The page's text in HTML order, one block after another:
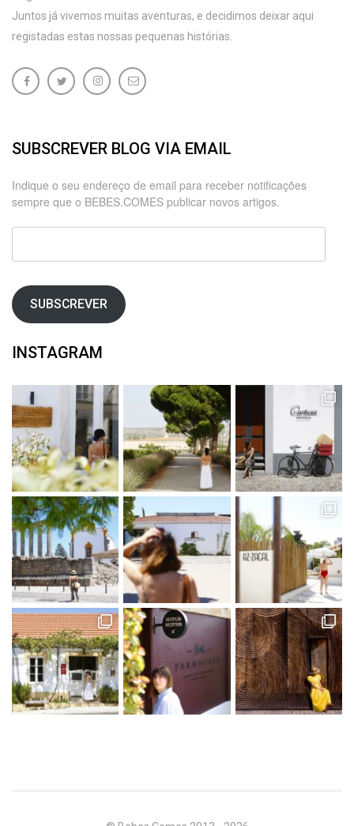
Juntos já vivemos muitas aventuras, e decidimos deixar aqui
registadas estas nossas pequenas histórias.
SUBSCREVER BLOG VIA EMAIL
Indique o seu endereço de email para receber notificações
sempre que o BEBES.COMES publicar novos artigos.
Endereço
email
SUBSCREVER
INSTAGRAM